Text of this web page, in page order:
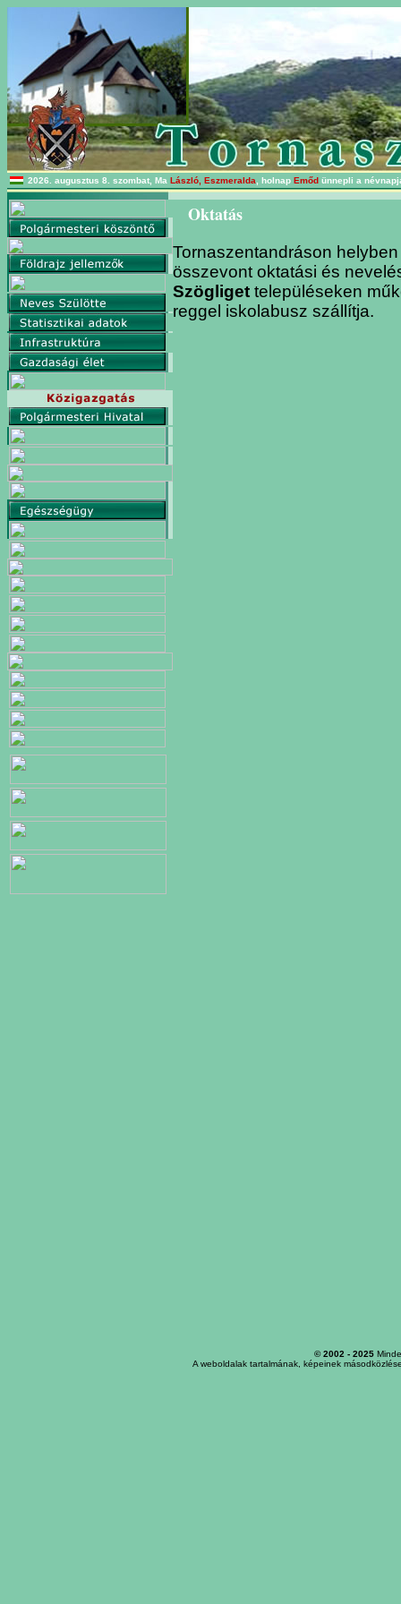
2026. augusztus 8. szombat, Ma László, Eszmeralda , holnap Emőd ünnepli a
Oktatás
Tornaszentandráson
összevont oktatási és
Szögliget településeken
reggel iskolabusz szállítja.
© 2002 - 2025
A weboldalak tartalmának, képeinek